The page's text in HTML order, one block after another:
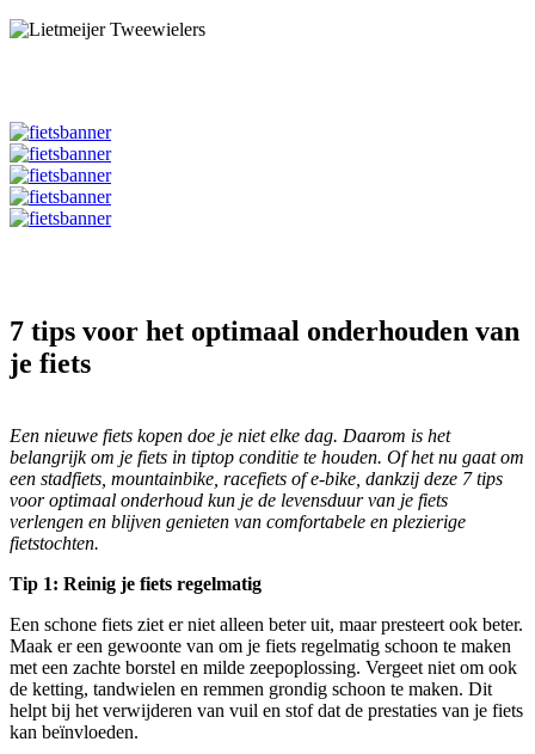
7 tips voor het optimaal onderhouden van
je fiets
Een nieuwe fiets kopen doe je niet elke dag. Daarom is het
belangrijk om je fiets in tiptop conditie te houden. Of het nu gaat om
een stadfiets, mountainbike, racefiets of e-bike, dankzij deze 7 tips
voor optimaal onderhoud kun je de levensduur van je fiets
verlengen en blijven genieten van comfortabele en plezierige
fietstochten.
Tip 1: Reinig je fiets regelmatig
Een schone fiets ziet er niet alleen beter uit, maar presteert ook beter.
Maak er een gewoonte van om je fiets regelmatig schoon te maken
met een zachte borstel en milde zeepoplossing. Vergeet niet om ook
de ketting, tandwielen en remmen grondig schoon te maken. Dit
helpt bij het verwijderen van vuil en stof dat de prestaties van je fiets
kan beïnvloeden.